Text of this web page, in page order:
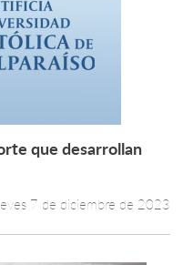
Leer más +
que desarrollan
7 de diciembre de 2023